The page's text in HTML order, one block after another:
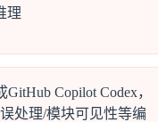
理
Copilot Codex，
处理/模块可见性等编